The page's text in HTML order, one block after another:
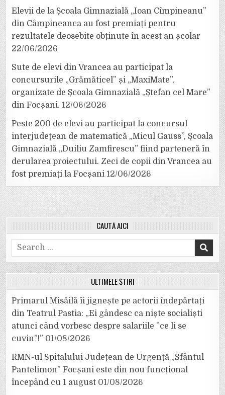
Elevii de la Școala Gimnazială „Ioan Cîmpineanu”
din Câmpineanca au fost premiați pentru
rezultatele deosebite obținute în acest an școlar
22/06/2026
Sute de elevi din Vrancea au participat la
concursurile „Grămăticel” și „MaxiMate”,
organizate de Școala Gimnazială „Ștefan cel Mare”
din Focșani. 12/06/2026
Peste 200 de elevi au participat la concursul
interjudețean de matematică „Micul Gauss”, Școala
Gimnazială „Duiliu Zamfirescu” fiind parteneră în
derularea proiectului. Zeci de copii din Vrancea au
fost premiați la Focșani 12/06/2026
CAUTĂ AICI
Search
for:
ULTIMELE ȘTIRI
Primarul Misăilă îi jignește pe actorii îndepărtați
din Teatrul Pastia: „Ei gândesc ca niște socialiști
atunci când vorbesc despre salariile ”ce li se
cuvin”!” 01/08/2026
RMN-ul Spitalului Județean de Urgență „Sfântul
Pantelimon” Focșani este din nou funcțional
începând cu 1 august 01/08/2026